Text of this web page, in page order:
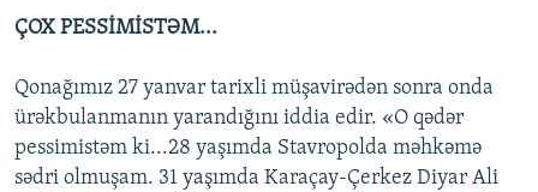
ÇOX PESSİMİSTƏM...
Qonağımız 27 yanvar tarixli müşavirədən sonra onda
ürəkbulanmanın yarandığını iddia edir. «O qədər
pessimistəm ki...28 yaşımda Stavropolda məhkəmə
sədri olmuşam. 31 yaşımda Karaçay-Çerkez Diyar Ali